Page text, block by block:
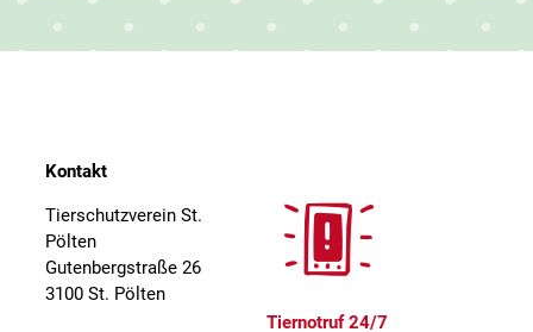
Kontakt
Tierschutzverein St.
Pölten
Gutenbergstraße 26
3100 St. Pölten
Tiernotruf 24/7